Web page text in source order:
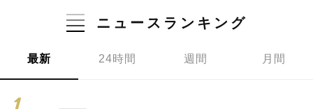
ニュースランキング
最新 24時間 週間 月間